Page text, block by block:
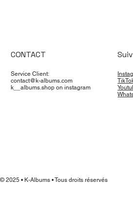
CONTACT
Service Client:
contact@k-albums.com
k__albums.shop on instagram
© 2025 • K-Albums • Tous droits réservés